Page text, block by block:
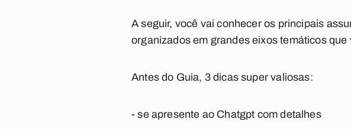
A seguir, você vai conhecer os principais
organizados em grandes eixos temáticos
Antes do Guia, 3 dicas super valiosas:
- se apresente ao Chatgpt com detalhes